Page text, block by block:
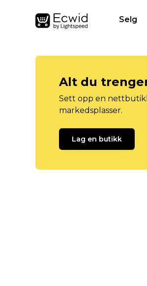
Selg
Alt du
Sett opp en
markedsplasser.
Lag en butikk